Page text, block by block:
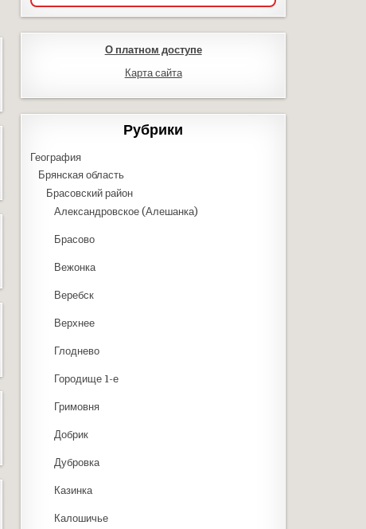
О платном доступе
Карта сайта
Рубрики
География
Брянская область
Брасовский район
Александровское (Алешанка)
Брасово
Вежонка
Веребск
Верхнее
Глоднево
Городище 1-е
Гримовня
Добрик
Дубровка
Казинка
Калошичье